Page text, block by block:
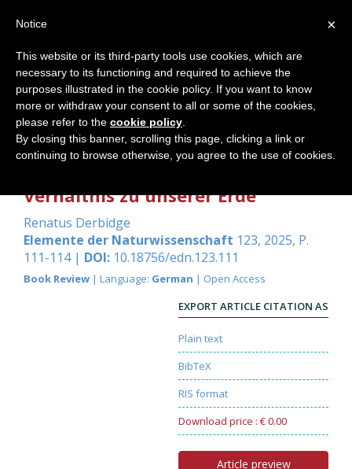
Alchemie der Klimakrise –
Verhältnis zu unserer Erde
Renatus Derbidge
Elemente der Naturwissenschaft 123, 2025, P.
111-114 | DOI: 10.18756/edn.123.111
Book Review | Language: German | Open Access
EXPORT ARTICLE CITATION AS
Plain text
BibTeX
RIS format
Download price : € 0.00
Article preview
×
Notice
This website or its third-party tools use cookies, which are
necessary to its functioning and required to achieve the
purposes illustrated in the cookie policy. If you want to know
more or withdraw your consent to all or some of the cookies,
please refer to the cookie policy
By closing this banner, scrolling this page, clicking a link or
continuing to browse otherwise, you agree to the use of cookies.